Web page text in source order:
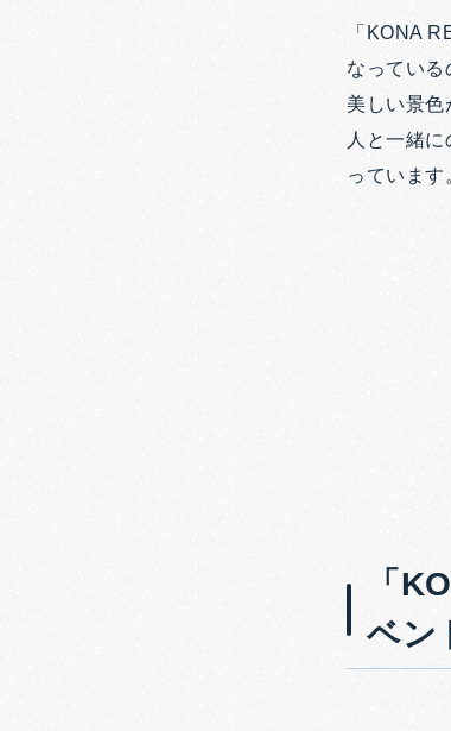
「KONA
なっている
美しい景
人と一緒
っています
「
ベン